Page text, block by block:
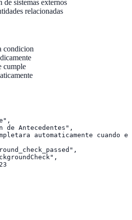
sistemas externos
relacionadas
condicion
cumple
de Antecedentes",
automaticamente cuando